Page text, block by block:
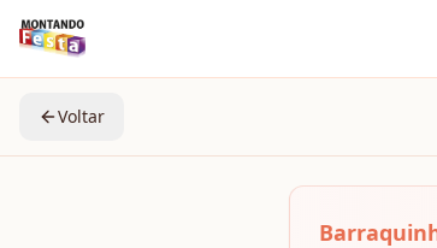
Voltar